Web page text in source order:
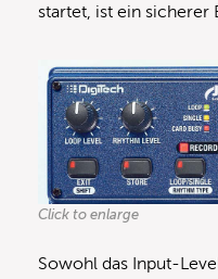
startet, ist ein sicherer
Click to enlarge
Sowohl das Input-